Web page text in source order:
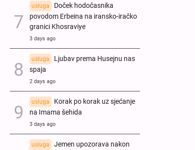
usluga
Doček hodočasnika
povodom Erbeina na iransko-iračko
granici Khosraviye
3 days ago
usluga
Ljubav prema Husejnu nas
spaja
2 days ago
usluga
Korak po korak uz sjećanje
na Imama šehida
3 days ago
usluga
Jemen upozorava nakon